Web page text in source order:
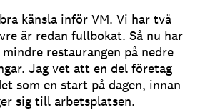
känsla inför VM. Vi har två
är redan fullbokat. Så nu har
restaurangen på nedre
Jag vet att en del företag
som en start på dagen, innan
sig till arbetsplatsen.